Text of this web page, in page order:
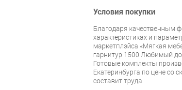
Условия покупки
Благодаря качественным
характеристиках и
маркетплэйса «Мягкая
гарнитур 1500 Любимый
Готовые комплекты
Екатеринбурга по цене со
составит труда.